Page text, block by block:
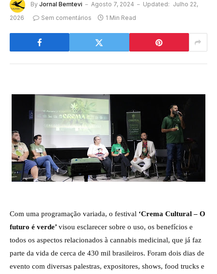
By Jornal Bemtevi Agosto 7, 2024 Updated: Julho 22,
2026
Sem comentários 1 Min Read
Com uma programação variada, o festival ‘Crema Cultural – O
futuro é verde’ visou esclarecer sobre o uso, os benefícios e
todos os aspectos relacionados à cannabis medicinal, que já faz
parte da vida de cerca de 430 mil brasileiros. Foram dois dias de
evento com diversas palestras, expositores, shows, food trucks e